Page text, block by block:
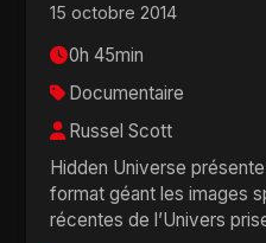
15 octobre 2014
0h 45min
Documentaire
Russel Scott
Hidden Universe
format géant les images
récentes de l’Univers